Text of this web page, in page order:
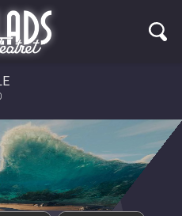
Teatret
050502